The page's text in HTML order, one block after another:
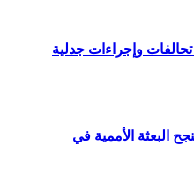
وإجراءات جدلية
البعثة الأممية في